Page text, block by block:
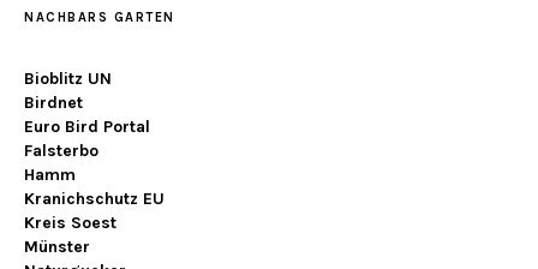
NACHBARS GARTEN
Bioblitz UN
Birdnet
Euro Bird Portal
Falsterbo
Hamm
Kranichschutz EU
Kreis Soest
Münster